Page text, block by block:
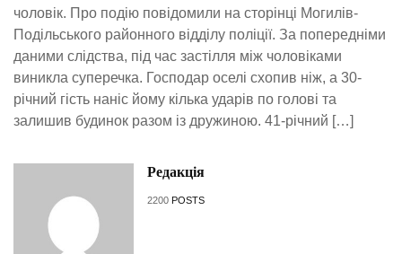
чоловік. Про подію повідомили на сторінці Могилів-
Подільського районного відділу поліції. За попередніми
даними слідства, під час застілля між чоловіками
виникла суперечка. Господар оселі схопив ніж, а 30-
річний гість наніс йому кілька ударів по голові та
залишив будинок разом із дружиною. 41-річний […]
Редакція
2200 POSTS